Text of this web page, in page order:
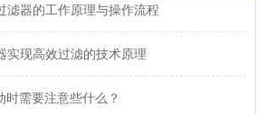
滤器的工作原理与操作流程
实现高效过滤的技术原理
时需要注意些什么？